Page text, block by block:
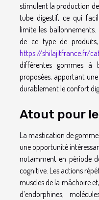
stimulent la production
tube digestif, ce qui
limite les
de ce type de
https://shilajitfrance.fr/
différentes gommes à
proposées, apportant
durablement le confort
Atout pour
La mastication de
une opportunité
notamment en période
cognitive. Les actions
muscles de la mâchoire
d’endorphines,